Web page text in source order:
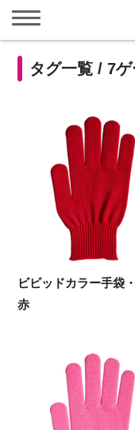
メ
ニ
ュ
を
タグ一覧 /7
ビビッドカラー手袋
赤